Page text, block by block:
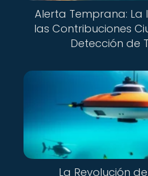
Alerta Temprana:
las Contribuciones
Detección de
La Revolución